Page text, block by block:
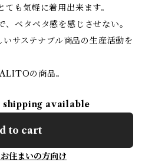
も気軽に着用出来ます。
ベタベタ感を感じさせない。
サステナブル商品の生産活動を
の商品。
available
to cart
住まいの方向け